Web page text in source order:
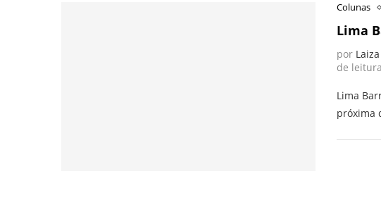
Colunas
Lima
por
de leitura
Lima
próxima